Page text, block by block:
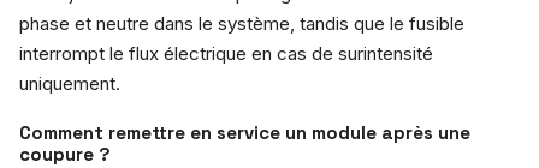
phase et neutre dans le système, tandis que le fusible
interrompt le flux électrique en cas de surintensité
uniquement.
Comment remettre en service un module après une
coupure ?